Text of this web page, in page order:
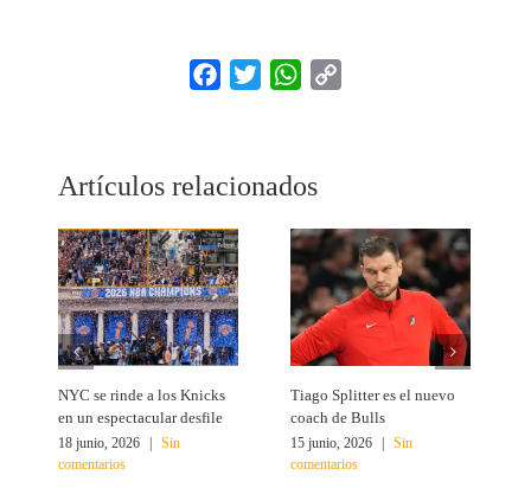
Facebook
Twitter WhatsApp
Artículos relacionados
NYC se rinde a los Knicks
en un espectacular desfile
18 junio, 2026
Sin
comentarios
Tiago Splitter es el nuevo
coach de Bulls
15 junio, 2026
Sin
comentarios